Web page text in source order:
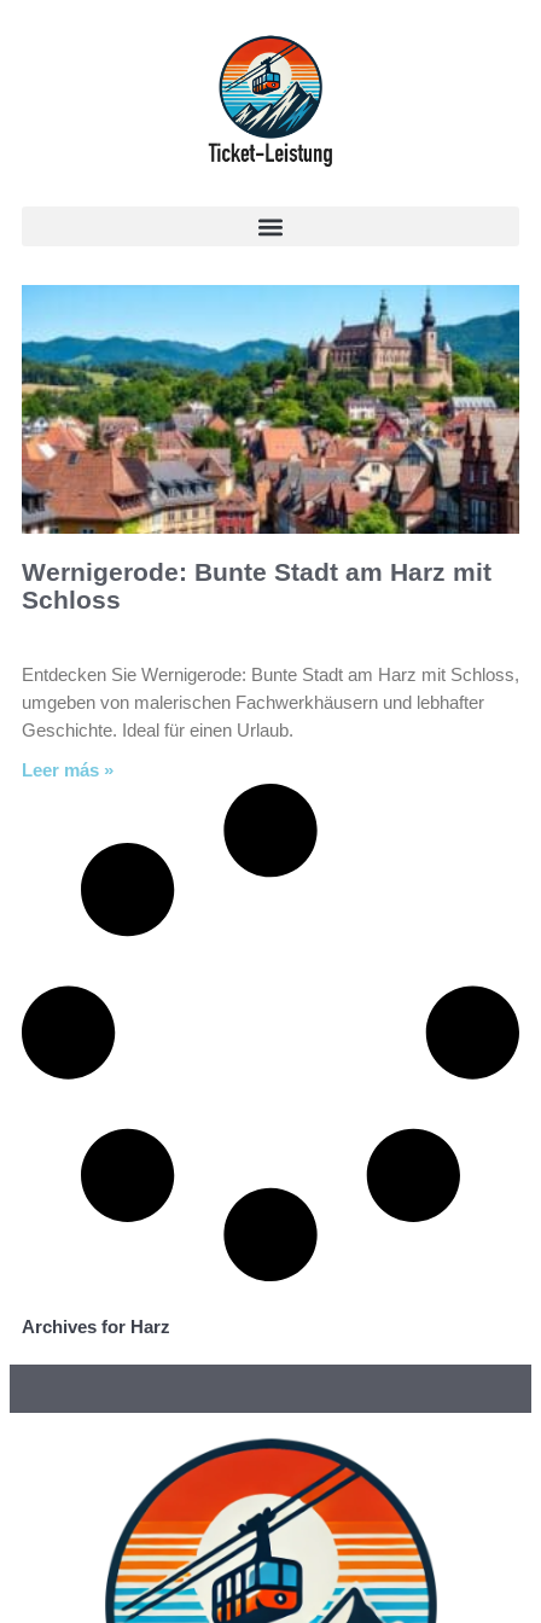
Wernigerode: Bunte Stadt am Harz mit
Schloss
Entdecken Sie Wernigerode: Bunte Stadt am Harz mit Schloss,
umgeben von malerischen Fachwerkhäusern und lebhafter
Geschichte. Ideal für einen Urlaub.
Leer más »
Archives for Harz